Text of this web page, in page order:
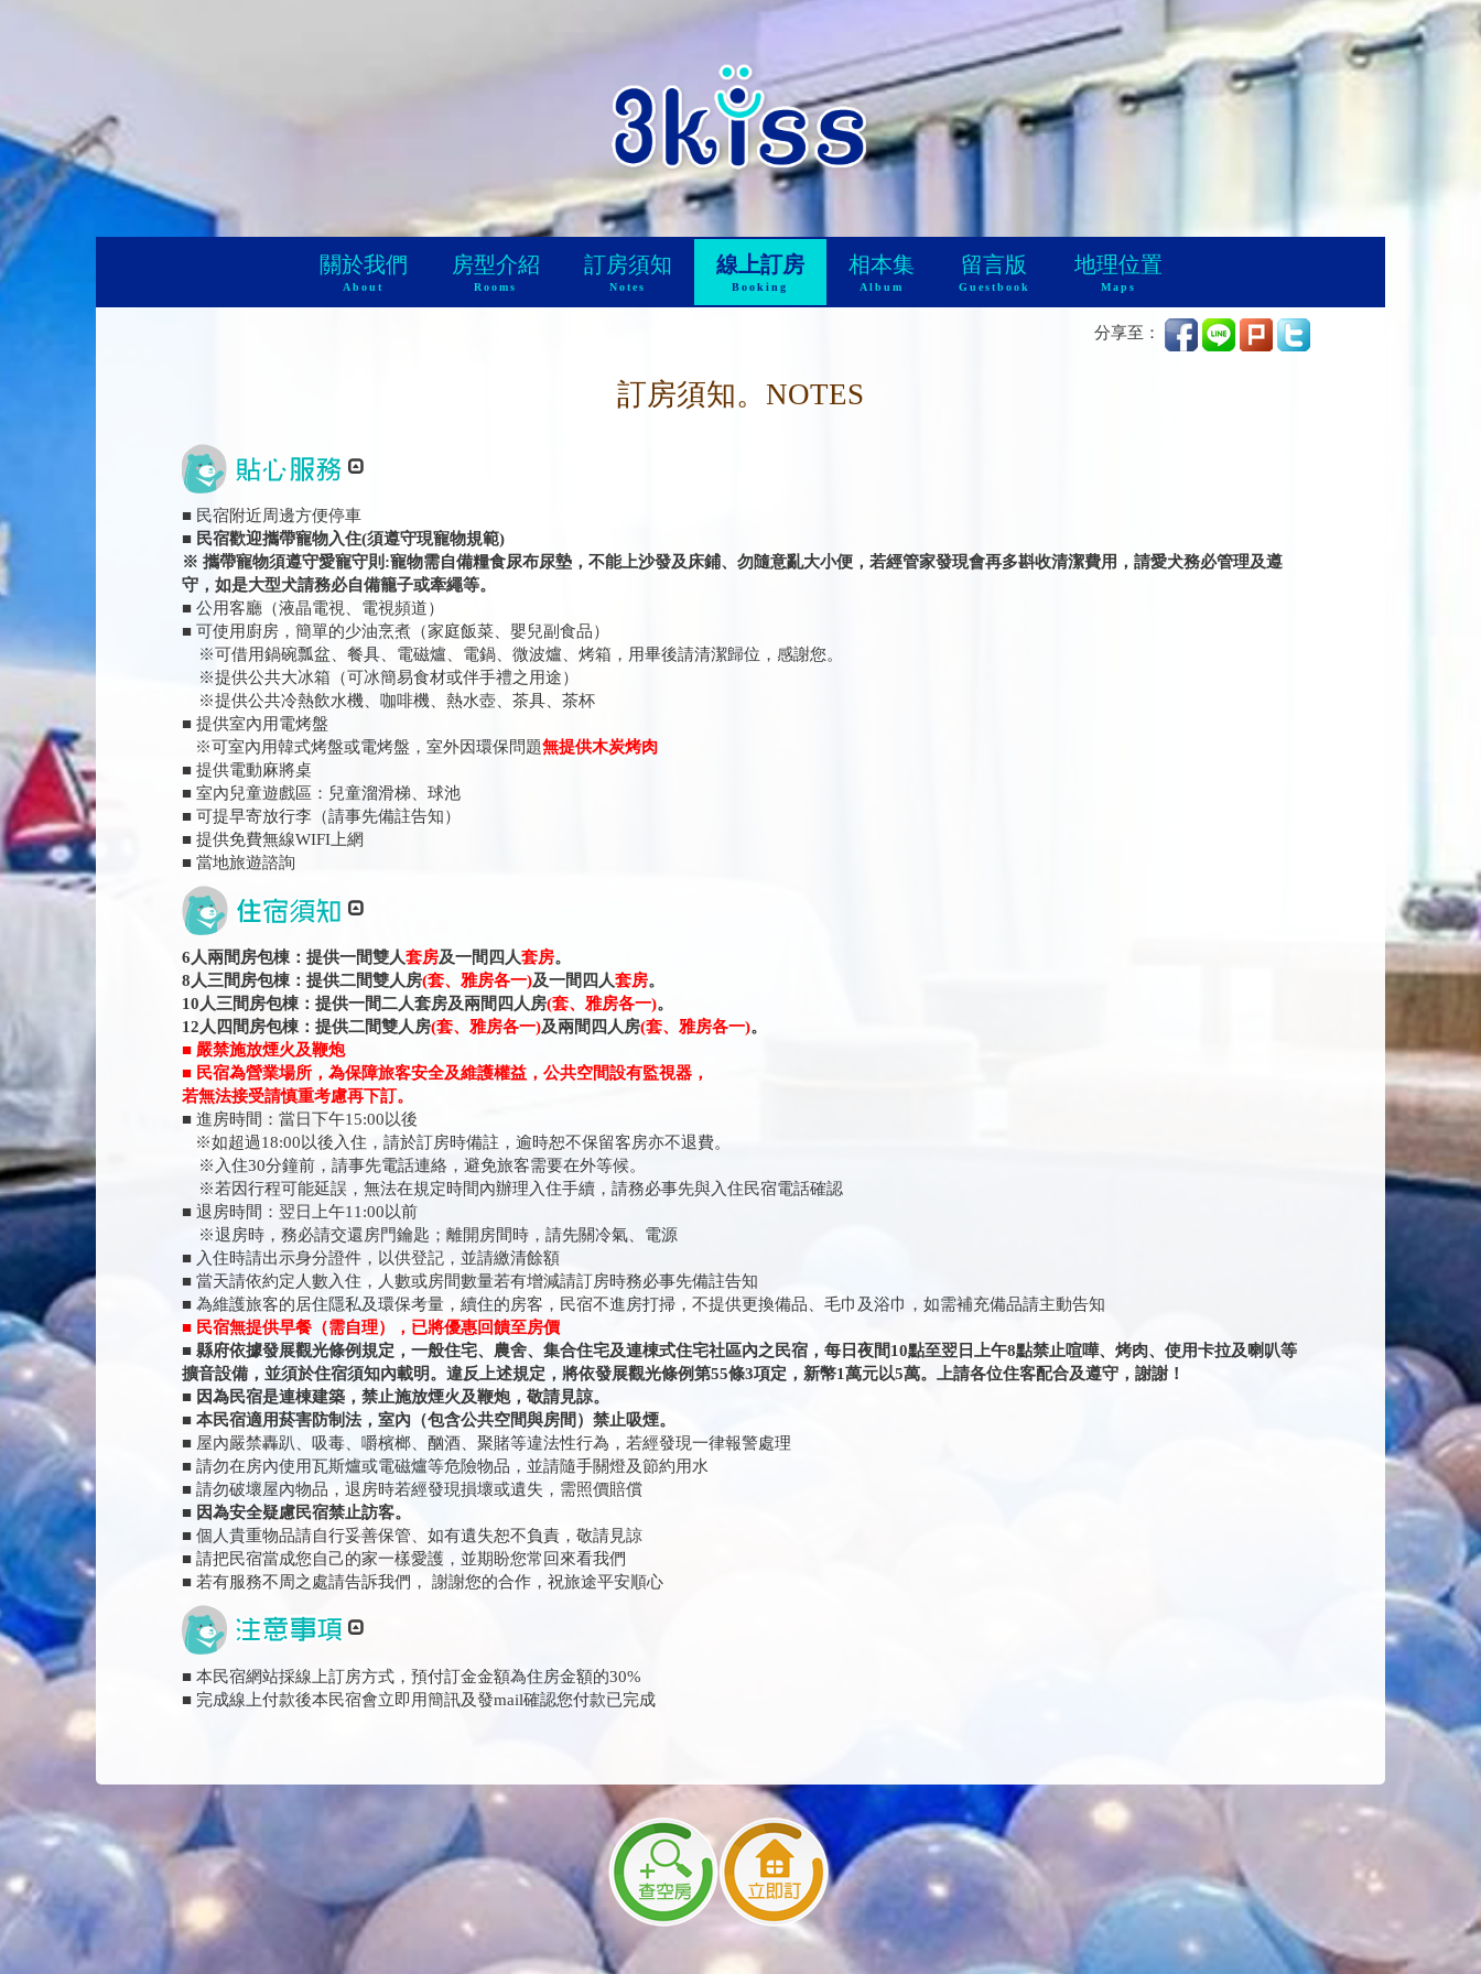
關於我們
About
房型介紹
Rooms
訂房須知
Notes
線上訂房
Booking
相本集
Album
留言版
Guestbook
地理位置
Maps
分享至：
訂房須知。NOTES
■ 民宿附近周邊方便停車
■ 民宿歡迎攜帶寵物入住(須遵守現寵物規範)
※ 攜帶寵物須遵守愛寵守則:寵物需自備糧食尿布尿墊，不能上沙發及床鋪、勿隨意亂大小便，若經管家發現會再多斟收清潔費用，請愛犬務必管理及遵
守，如是大型犬請務必自備籠子或牽繩等。
■ 公用客廳（液晶電視、電視頻道）
■ 可使用廚房，簡單的少油烹煮（家庭飯菜、嬰兒副食品）
※可借用鍋碗瓢盆、餐具、電磁爐、電鍋、微波爐、烤箱，用畢後請清潔歸位，感謝您。
※提供公共大冰箱（可冰簡易食材或伴手禮之用途）
※提供公共冷熱飲水機、咖啡機、熱水壺、茶具、茶杯
■ 提供室內用電烤盤
※可室內用韓式烤盤或電烤盤，室外因環保問題無提供木炭烤肉
■ 提供電動麻將桌
■ 室內兒童遊戲區：兒童溜滑梯、球池
■ 可提早寄放行李（請事先備註告知）
■ 提供免費無線WIFI上網
■ 當地旅遊諮詢
6人兩間房包棟：提供一間雙人套房及一間四人套房。
8人三間房包棟：提供二間雙人房(套、雅房各一)及一間四人套房。
10人三間房包棟：提供一間二人套房及兩間四人房(套、雅房各一)。
12人四間房包棟：提供二間雙人房(套、雅房各一)及兩間四人房(套、雅房各一)。
■ 嚴禁施放煙火及鞭炮
■ 民宿為營業場所，為保障旅客安全及維護權益，公共空間設有監視器，
若無法接受請慎重考慮再下訂。
■ 進房時間：當日下午15:00以後
※如超過18:00以後入住，請於訂房時備註，逾時恕不保留客房亦不退費。
※入住30分鐘前，請事先電話連絡，避免旅客需要在外等候。
※若因行程可能延誤，無法在規定時間內辦理入住手續，請務必事先與入住民宿電話確認
■ 退房時間：翌日上午11:00以前
※退房時，務必請交還房門鑰匙；離開房間時，請先關冷氣、電源
■ 入住時請出示身分證件，以供登記，並請繳清餘額
■ 當天請依約定人數入住，人數或房間數量若有增減請訂房時務必事先備註告知
■ 為維護旅客的居住隱私及環保考量，續住的房客，民宿不進房打掃，不提供更換備品、毛巾及浴巾，如需補充備品請主動告知
■ 民宿無提供早餐（需自理），已將優惠回饋至房價
■ 縣府依據發展觀光條例規定，一般住宅、農舍、集合住宅及連棟式住宅社區內之民宿，每日夜間10點至翌日上午8點禁止喧嘩、烤肉、使用卡拉及喇叭等
擴音設備，並須於住宿須知內載明。違反上述規定，將依發展觀光條例第55條3項定，新幣1萬元以5萬。上請各位住客配合及遵守，謝謝！
■ 因為民宿是連棟建築，禁止施放煙火及鞭炮，敬請見諒。
■ 本民宿適用菸害防制法，室內（包含公共空間與房間）禁止吸煙。
■ 屋內嚴禁轟趴、吸毒、嚼檳榔、酗酒、聚賭等違法性行為，若經發現一律報警處理
■ 請勿在房內使用瓦斯爐或電磁爐等危險物品，並請隨手關燈及節約用水
■ 請勿破壞屋內物品，退房時若經發現損壞或遺失，需照價賠償
■ 因為安全疑慮民宿禁止訪客。
■ 個人貴重物品請自行妥善保管、如有遺失恕不負責，敬請見諒
■ 請把民宿當成您自己的家一樣愛護，並期盼您常回來看我們
■ 若有服務不周之處請告訴我們， 謝謝您的合作，祝旅途平安順心
■ 本民宿網站採線上訂房方式，預付訂金金額為住房金額的30%
■ 完成線上付款後本民宿會立即用簡訊及發mail確認您付款已完成